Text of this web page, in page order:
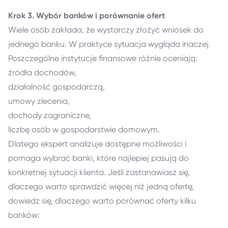
Krok 3. Wybór banków i porównanie ofert
Wiele osób zakłada, że wystarczy złożyć wniosek do
jednego banku. W praktyce sytuacja wygląda inaczej.
Poszczególne instytucje finansowe różnie oceniają:
źródła dochodów,
działalność gospodarczą,
umowy zlecenia,
dochody zagraniczne,
liczbę osób w gospodarstwie domowym.
Dlatego ekspert analizuje dostępne możliwości i
pomaga wybrać banki, które najlepiej pasują do
konkretnej sytuacji klienta. Jeśli zastanawiasz się,
dlaczego warto sprawdzić więcej niż jedną ofertę,
dowiedz się, dlaczego warto porównać oferty kilku
banków: